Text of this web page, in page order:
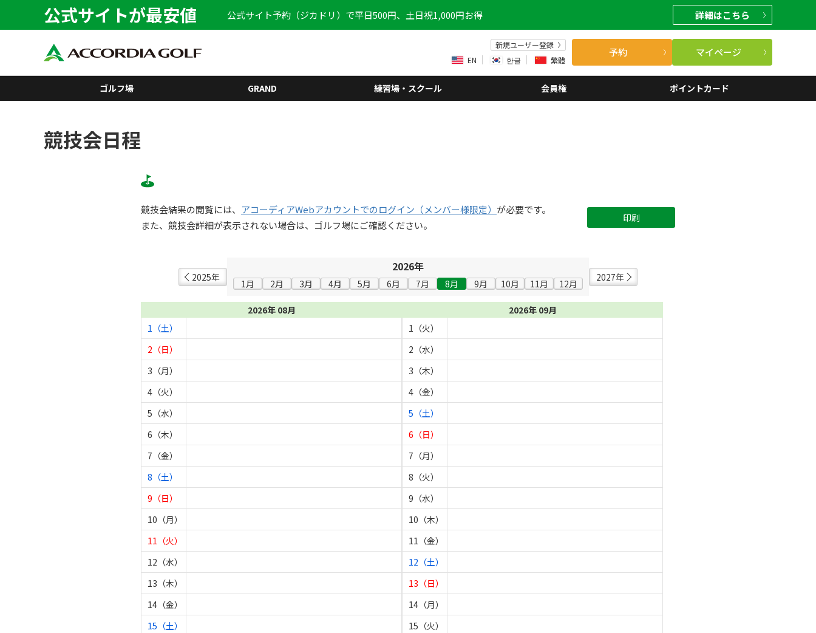
公式サイトが最安値 公式サイト予約（ジカドリ）で平日500円、土日祝1,000円お得 詳細はこちら
新規ユーザー登録
EN
한글 繁體
予約 マイページ
ゴルフ場 GRAND 練習場・スクール 会員権 ポイントカード
競技会日程
競技会結果の閲覧には、 アコーディアWebアカウントでのログイン（メンバー様限定） が必要です。
また、競技会詳細が表示されない場合は、ゴルフ場にご確認ください。
印刷
2025年
2026年
1月 2月 3月 4月 5月 6月 7月 8月 9月 10月 11月 12月
2027年
2026年 08月
1（土）
2（日）
3（月）
4（火）
5（水）
6（木）
7（金）
8（土）
9（日）
10（月）
11（火）
12（水）
13（木）
14（金）
15（土）
2026年 09月
1（火）
2（水）
3（木）
4（金）
5（土）
6（日）
7（月）
8（火）
9（水）
10（木）
11（金）
12（土）
13（日）
14（月）
15（火）